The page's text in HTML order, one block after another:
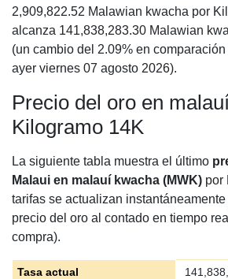
2,909,822.52 Malawian kwacha por
alcanza 141,838,283.30 Malawian
(un cambio del 2.09% en
ayer viernes 07 agosto 2026).
Precio del oro en
Kilogramo 14K
La siguiente tabla muestra el último
Malaui en malauí kwacha (MWK) por
tarifas se actualizan instantáneamente
precio del oro al contado en tiempo
compra).
Tasa actual